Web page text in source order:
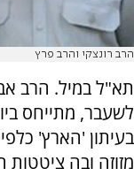
הרב רונצקי והרב פרץ
תא"ל במיל. הרב
בעיתון 'הארץ'
מזוזה ובה